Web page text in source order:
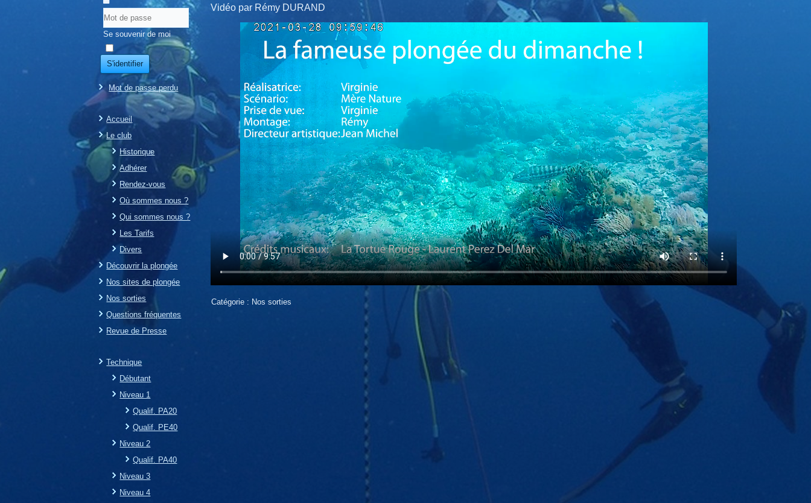
Se souvenir de moi
S'identifier
Mot de passe perdu
Accueil
Le club
Historique
Adhérer
Rendez-vous
Où sommes nous ?
Qui sommes nous ?
Les Tarifs
Divers
Découvrir la plongée
Nos sites de plongée
Nos sorties
Questions fréquentes
Revue de Presse
Technique
Débutant
Niveau 1
Qualif. PA20
Qualif. PE40
Niveau 2
Qualif. PA40
Niveau 3
Niveau 4
Vidéo par Rémy DURAND
Catégorie : Nos sorties